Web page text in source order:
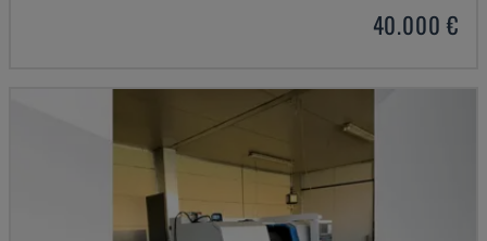
40.000 €